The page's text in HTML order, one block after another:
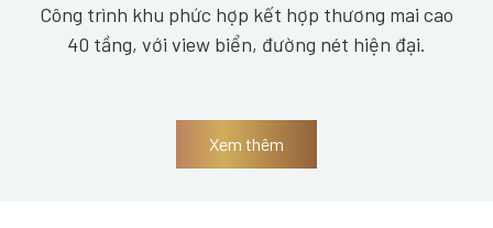
Công trình khu phức hợp kết hợp thương mai cao
40 tầng, với view biển, đường nét hiện đại.
Xem thêm